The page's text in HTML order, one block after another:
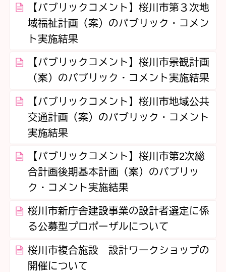
【パブリックコメント】桜川市第３次地
域福祉計画（案）のパブリック・コメン
ト実施結果
【パブリックコメント】桜川市景観計画
（案）のパブリック・コメント実施結果
【パブリックコメント】桜川市地域公共
交通計画（案）のパブリック・コメント
実施結果
【パブリックコメント】桜川市第2次総
合計画後期基本計画（案）のパブリッ
ク・コメント実施結果
桜川市新庁舎建設事業の設計者選定に係
る公募型プロポーザルについて
桜川市複合施設 設計ワークショップの
開催について